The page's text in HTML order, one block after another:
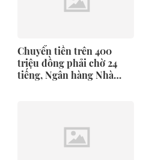
Chuyển tiền trên 400
triệu đồng phải chờ 24
tiếng, Ngân hàng Nhà